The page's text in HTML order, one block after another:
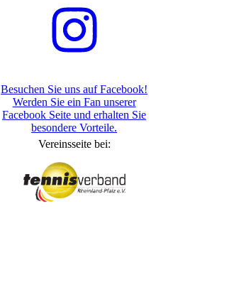
Besuchen Sie uns auf Facebook!
Werden Sie ein Fan unserer
Facebook Seite und erhalten Sie
besondere Vorteile.
Vereinsseite bei: